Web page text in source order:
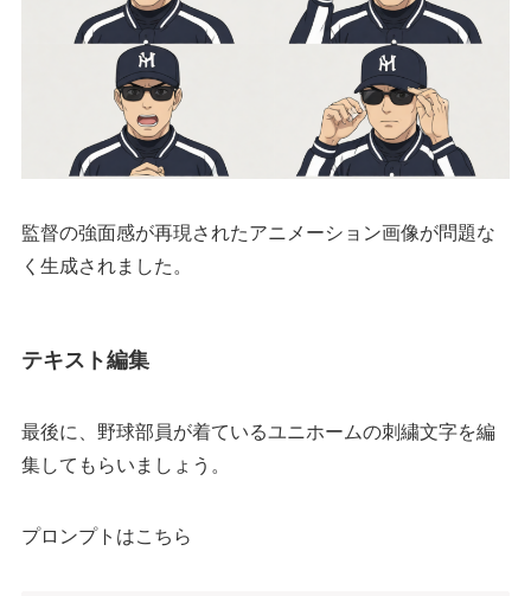
監督の強面感が再現されたアニメーション画像が問題な
く生成されました。
テキスト編集
最後に、野球部員が着ているユニホームの刺繍文字を編
集してもらいましょう。
プロンプトはこちら